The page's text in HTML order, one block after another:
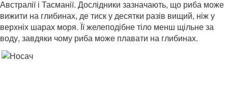
Австралії і Тасманії. Дослідники зазначають, що риба може
вижити на глибинах, де тиск у десятки разів вищий, ніж у
верхніх шарах моря. Її желеподібне тіло менш щільне за
воду, завдяки чому риба може плавати на глибинах.